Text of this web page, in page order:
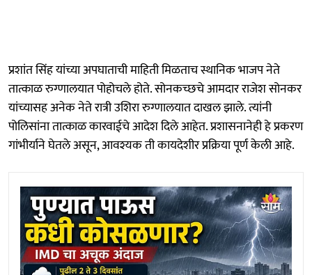
प्रशांत सिंह यांच्या अपघाताची माहिती मिळताच स्थानिक भाजप नेते
तात्काळ रुग्णालयात पोहोचले होते. सोनकच्छचे आमदार राजेश सोनकर
यांच्यासह अनेक नेते रात्री उशिरा रुग्णालयात दाखल झाले. त्यांनी
पोलिसांना तात्काळ कारवाईचे आदेश दिले आहेत. प्रशासनानेही हे प्रकरण
गांभीर्याने घेतले असून, आवश्यक ती कायदेशीर प्रक्रिया पूर्ण केली आहे.